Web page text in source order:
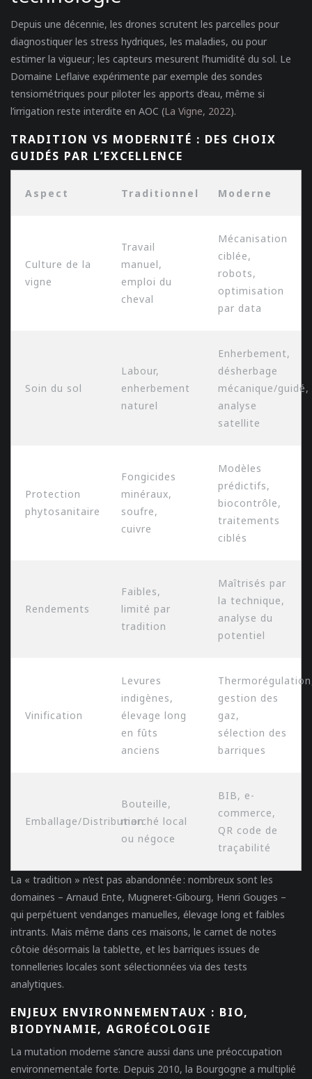
Depuis une décennie, les drones scrutent les parcelles pour
diagnostiquer les stress hydriques, les maladies, ou pour
estimer la vigueur ; les capteurs mesurent l’humidité du sol. Le
Domaine Leflaive expérimente par exemple des sondes
tensiométriques pour piloter les apports d’eau, même si
l’irrigation reste interdite en AOC (La Vigne, 2022).
TRADITION VS MODERNITÉ : DES CHOIX
GUIDÉS PAR L’EXCELLENCE
Aspect Traditionnel Moderne
Culture de la
vigne
Travail
manuel,
emploi du
cheval
Mécanisation
ciblée,
robots,
optimisation
par data
Soin du sol
Labour,
enherbement
naturel
Enherbement,
désherbage
mécanique/guidé,
analyse
satellite
Protection
phytosanitaire
Fongicides
minéraux,
soufre,
cuivre
Modèles
prédictifs,
biocontrôle,
traitements
ciblés
Rendements
Faibles,
limité par
tradition
Maîtrisés par
la technique,
analyse du
potentiel
Vinification
Levures
indigènes,
élevage long
en fûts
anciens
gestion des
gaz,
sélection des
barriques
Emballage/Distribution
Bouteille,
marché local
ou négoce
BIB, e-
commerce,
QR code de
traçabilité
La « tradition » n’est pas abandonnée : nombreux sont les
domaines – Arnaud Ente, Mugneret-Gibourg, Henri Gouges –
qui perpétuent vendanges manuelles, élevage long et faibles
intrants. Mais même dans ces maisons, le carnet de notes
côtoie désormais la tablette, et les barriques issues de
tonnelleries locales sont sélectionnées via des tests
analytiques.
ENJEUX ENVIRONNEMENTAUX : BIO,
BIODYNAMIE, AGROÉCOLOGIE
La mutation moderne s’ancre aussi dans une préoccupation
environnementale forte. Depuis 2010, la Bourgogne a multiplié